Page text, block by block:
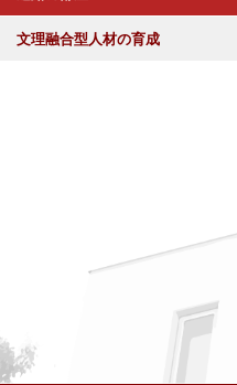
文理融合型人材の育成